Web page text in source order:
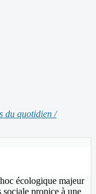
du quotidien /
écologique majeur
propice à une